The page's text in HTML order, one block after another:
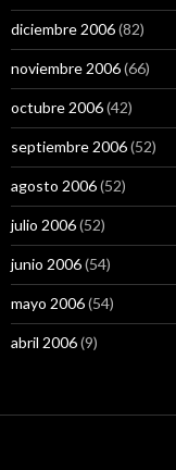
diciembre 2006(82)
noviembre 2006(66)
octubre 2006(42)
septiembre 2006(52)
agosto 2006(52)
julio 2006(52)
junio 2006(54)
mayo 2006(54)
abril 2006(9)